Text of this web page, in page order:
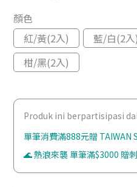
顏色
紅/黃(2入)
藍/白(2
柑/黑(2入)
Produk ini berpartisipasi
單筆消費滿888元贈 TAIWAN
🌊 熱浪來襲 單筆滿$3000 贈